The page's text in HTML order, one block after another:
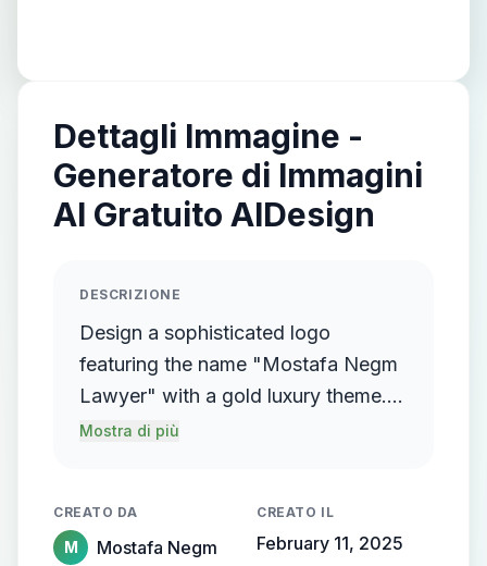
Dettagli Immagine -
Generatore di Immagini
AI Gratuito AIDesign
DESCRIZIONE
Design a sophisticated logo
featuring the name "Mostafa Negm
Lawyer" with a gold luxury theme.
The logo should incorporate a
protruding from the background,
creating a sense of motion and
Mostra di più
CREATO DA
M Mostafa Negm
CREATO IL
February 11, 2025